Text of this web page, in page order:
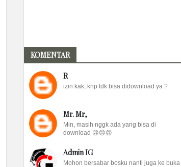
KOMENTAR
R
izin kak, knp tdk bisa didownload ya ?
Mr. Mr,
Min, masih nggk ada yang bisa di
download 😢😢😢
Admin IG
Mohon bersabar bosku nanti juga ke buka